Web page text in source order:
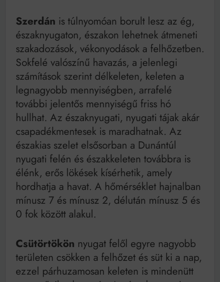
Szerdán is túlnyomóan borult lesz az ég,
északnyugaton, északon lehetnek átmeneti
szakadozások, vékonyodások a felhőzetben.
Sokfelé valószínű havazás, a jelenlegi
számítások szerint délkeleten, keleten a
legnagyobb mennyiségben, arrafelé
további jelentős mennyiségű friss hó
hullhat. Az északnyugati, nyugati tájak akár
csapadékmentesek is maradhatnak. Az
északias szelet elsősorban a Dunántúl
nyugati felén és északkeleten továbbra is
élénk, erős lökések kísérhetik, amely
hordhatja a havat. A hőmérséklet hajnalban
mínusz 7 és mínusz 2, délután mínusz 5 és
0 fok között alakul.
Csütörtökön nyugat felől egyre nagyobb
területen csökken a felhőzet és süt ki a nap,
ezzel párhuzamosan keleten is mindenütt